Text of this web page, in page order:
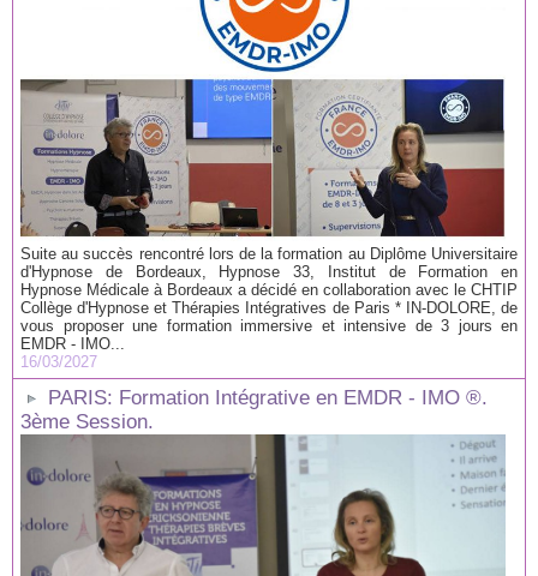
Suite au succès rencontré lors de la formation au Diplôme Universitaire
d'Hypnose de Bordeaux, Hypnose 33, Institut de Formation en
Hypnose Médicale à Bordeaux a décidé en collaboration avec le CHTIP
Collège d'Hypnose et Thérapies Intégratives de Paris * IN-DOLORE, de
vous proposer une formation immersive et intensive de 3 jours en
EMDR - IMO...
16/03/2027
PARIS: Formation Intégrative en EMDR - IMO ®.
3ème Session.